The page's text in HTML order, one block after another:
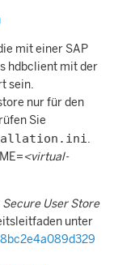
mit einer SAP
hdbclient mit der
sein.
nur für den
Sie
.
<virtual-
Secure User Store
unter